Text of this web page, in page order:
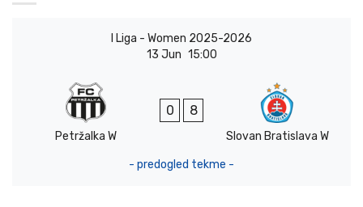
I Liga - Women 2025-2026
13 Jun 15:00
Petržalka W
0 8
Slovan Bratislava W
- predogled tekme -